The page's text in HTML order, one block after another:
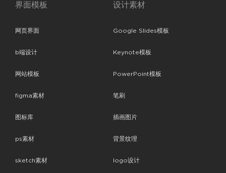
界面模板
网页界面
b端设计
网站模板
figma素材
图标库
ps素材
sketch素材
设计素材
Google Slides模板
Keynote模板
PowerPoint模板
笔刷
插画图片
背景纹理
logo设计